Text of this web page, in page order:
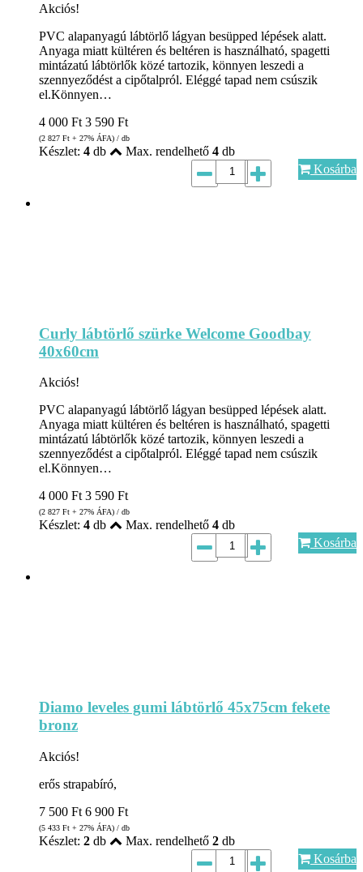
Akciós!
PVC alapanyagú lábtörlő lágyan besüpped lépések alatt.
Anyaga miatt kültéren és beltéren is használható, spagetti
mintázatú lábtörlők közé tartozik, könnyen leszedi a
szennyeződést a cipőtalpról. Eléggé tapad nem csúszik
el.Könnyen…
4 000 Ft 3 590 Ft
(2 827 Ft + 27% ÁFA) / db
Készlet: 4 db Max. rendelhető 4 db
Kosárba
Curly lábtörlő szürke Welcome Goodbay
40x60cm
Akciós!
PVC alapanyagú lábtörlő lágyan besüpped lépések alatt.
Anyaga miatt kültéren és beltéren is használható, spagetti
mintázatú lábtörlők közé tartozik, könnyen leszedi a
szennyeződést a cipőtalpról. Eléggé tapad nem csúszik
el.Könnyen…
4 000 Ft 3 590 Ft
(2 827 Ft + 27% ÁFA) / db
Készlet: 4 db Max. rendelhető 4 db
Kosárba
Diamo leveles gumi lábtörlő 45x75cm fekete
bronz
Akciós!
erős strapabíró,
7 500 Ft 6 900 Ft
(5 433 Ft + 27% ÁFA) / db
Készlet: 2 db Max. rendelhető 2 db
Kosárba